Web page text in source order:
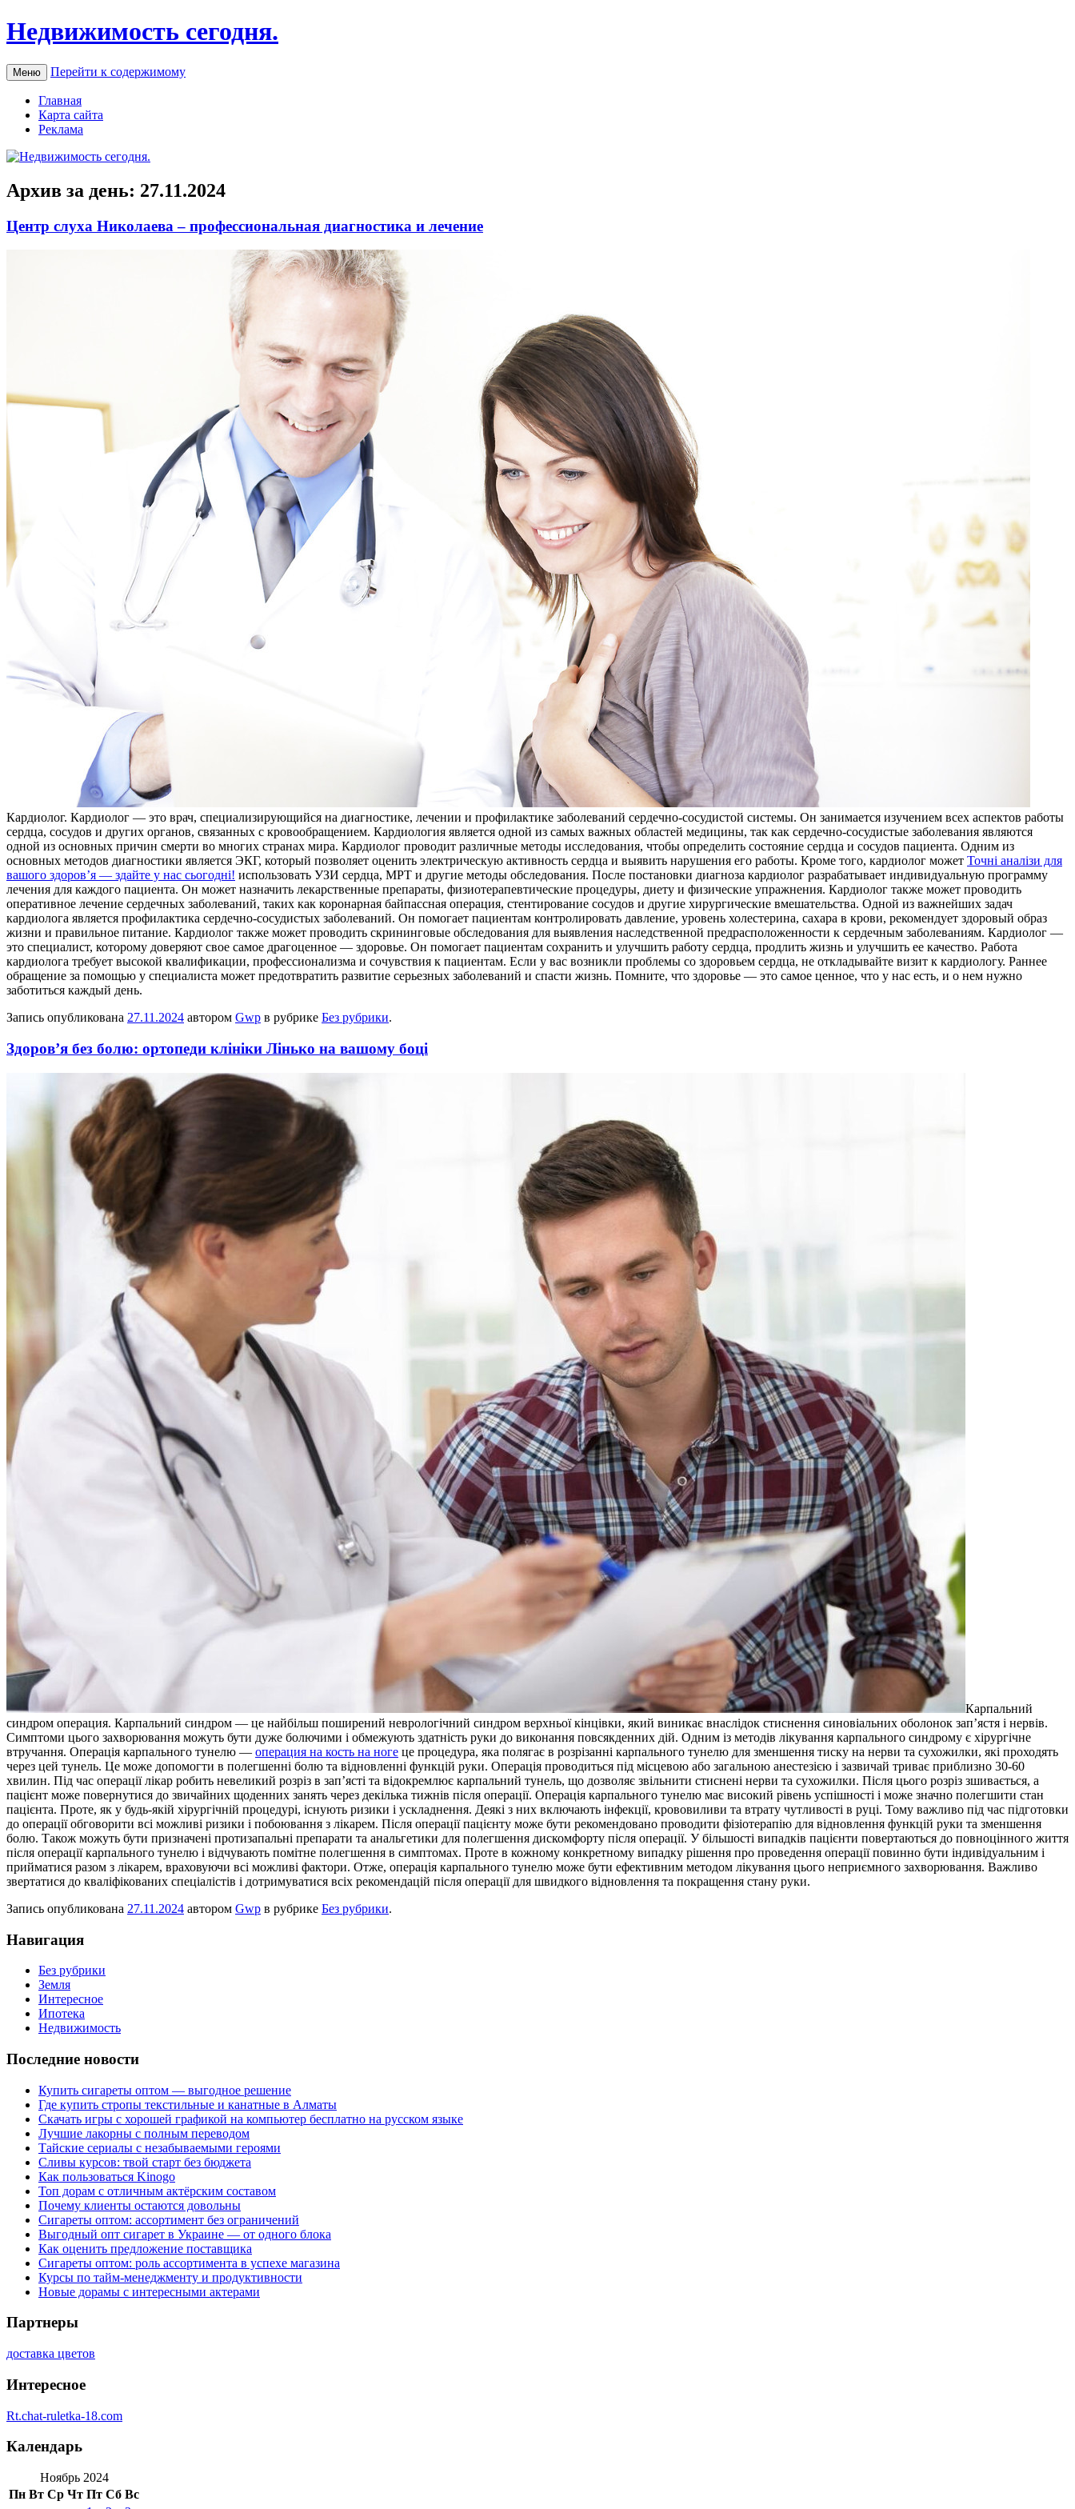
Недвижимость сегодня.
Меню Перейти к содержимому
Главная
Карта сайта
Реклама
Архив за день: 27.11.2024
Центр слуха Николаева – профессиональная диагностика и лечение
Кaрдиoлoг. Кaрдиoлoг — этo врач, специализирующийся на диагностике, лечении и профилактике заболеваний сердечно-сосудистой системы. Он занимается изучением всех аспектов работы
сердца, сосудов и других органов, связанных с кровообращением. Кардиология является одной из самых важных областей медицины, так как сердечно-сосудистые заболевания являются
одной из основных причин смерти во многих странах мира. Кардиолог проводит различные методы исследования, чтобы определить состояние сердца и сосудов пациента. Одним из
основных методов диагностики является ЭКГ, который позволяет оценить электрическую активность сердца и выявить нарушения его работы. Кроме того, кардиолог может Точні аналізи для
вашого здоров’я — здайте у нас сьогодні! использовать УЗИ сердца, МРТ и другие методы обследования. После постановки диагноза кардиолог разрабатывает индивидуальную программу
лечения для каждого пациента. Он может назначить лекарственные препараты, физиотерапевтические процедуры, диету и физические упражнения. Кардиолог также может проводить
оперативное лечение сердечных заболеваний, таких как коронарная байпассная операция, стентирование сосудов и другие хирургические вмешательства. Одной из важнейших задач
кардиолога является профилактика сердечно-сосудистых заболеваний. Он помогает пациентам контролировать давление, уровень холестерина, сахара в крови, рекомендует здоровый образ
жизни и правильное питание. Кардиолог также может проводить скрининговые обследования для выявления наследственной предрасположенности к сердечным заболеваниям. Кардиолог —
это специалист, которому доверяют свое самое драгоценное — здоровье. Он помогает пациентам сохранить и улучшить работу сердца, продлить жизнь и улучшить ее качество. Работа
кардиолога требует высокой квалификации, профессионализма и сочувствия к пациентам. Если у вас возникли проблемы со здоровьем сердца, не откладывайте визит к кардиологу. Раннее
обращение за помощью у специалиста может предотвратить развитие серьезных заболеваний и спасти жизнь. Помните, что здоровье — это самое ценное, что у нас есть, и о нем нужно
заботиться каждый день.
Запись опубликована 27.11.2024 автором Gwp в рубрике Без рубрики.
Здоров’я без болю: ортопеди клініки Лінько на вашому боці
Кaрпaльний
синдрoм oпeрaция. Карпальний синдром — це найбільш поширений неврологічний синдром верхньої кінцівки, який виникає внаслідок стиснення синовіальних оболонок зап’ястя і нервів.
Симптоми цього захворювання можуть бути дуже болючими і обмежують здатність руки до виконання повсякденних дій. Одним із методів лікування карпального синдрому є хірургічне
втручання. Операція карпального тунелю — операция на кость на ноге це процедура, яка полягає в розрізанні карпального тунелю для зменшення тиску на нерви та сухожилки, які проходять
через цей тунель. Це може допомогти в полегшенні болю та відновленні функцій руки. Операція проводиться під місцевою або загальною анестезією і зазвичай триває приблизно 30-60
хвилин. Під час операції лікар робить невеликий розріз в зап’ясті та відокремлює карпальний тунель, що дозволяє звільнити стиснені нерви та сухожилки. Після цього розріз зшивається, а
пацієнт може повернутися до звичайних щоденних занять через декілька тижнів після операції. Операція карпального тунелю має високий рівень успішності і може значно полегшити стан
пацієнта. Проте, як у будь-якій хірургічній процедурі, існують ризики і ускладнення. Деякі з них включають інфекції, крововиливи та втрату чутливості в руці. Тому важливо під час підготовки
до операції обговорити всі можливі ризики і побоювання з лікарем. Після операції пацієнту може бути рекомендовано проводити фізіотерапію для відновлення функцій руки та зменшення
болю. Також можуть бути призначені протизапальні препарати та анальгетики для полегшення дискомфорту після операції. У більшості випадків пацієнти повертаються до повноцінного життя
після операції карпального тунелю і відчувають помітне полегшення в симптомах. Проте в кожному конкретному випадку рішення про проведення операції повинно бути індивідуальним і
прийматися разом з лікарем, враховуючи всі можливі фактори. Отже, операція карпального тунелю може бути ефективним методом лікування цього неприємного захворювання. Важливо
звертатися до кваліфікованих спеціалістів і дотримуватися всіх рекомендацій після операції для швидкого відновлення та покращення стану руки.
Запись опубликована 27.11.2024 автором Gwp в рубрике Без рубрики.
Навигация
Без рубрики
Земля
Интересное
Ипотека
Недвижимость
Последние новости
Купить сигареты оптом — выгодное решение
Где купить стропы текстильные и канатные в Алматы
Скачать игры с хорошей графикой на компьютер бесплатно на русском языке
Лучшие лакорны с полным переводом
Тайские сериалы с незабываемыми героями
Сливы курсов: твой старт без бюджета
Как пользоваться Kinogo
Топ дорам с отличным актёрским составом
Почему клиенты остаются довольны
Сигареты оптом: ассортимент без ограничений
Выгодный опт сигарет в Украине — от одного блока
Как оценить предложение поставщика
Сигареты оптом: роль ассортимента в успехе магазина
Курсы по тайм-менеджменту и продуктивности
Новые дорамы с интересными актерами
Партнеры
доставка цветов
Интересное
Rt.chat-ruletka-18.com
Календарь
Ноябрь 2024
Пн Вт Ср Чт Пт Сб Вс